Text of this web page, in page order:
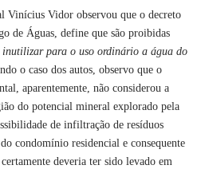
Vinícius Vidor observou que o decreto
de Águas, define que são proibidas
inutilizar para o uso ordinário a água do
o caso dos autos, observo que o
aparentemente, não considerou a
do potencial mineral explorado pela
de infiltração de resíduos
condomínio residencial e consequente
deveria ter sido levado em